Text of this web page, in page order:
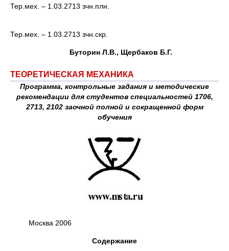
Тер.мех. – 1.03.2713 зчн.плн.
Тер.мех. – 1.03.2713 зчн.скр.
Буторин Л.В., Щербаков Б.Г.
ТЕОРЕТИЧЕСКАЯ МЕХАНИКА
Программа, контрольные задания и методические
рекомендации для студентов специальностей 1706,
2713, 2102 заочной полной и сокращенной форм
обучения
Москва 2006
Содержание